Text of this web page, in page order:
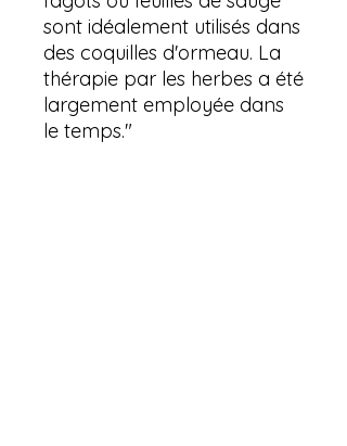
sont idéalement utilisés dans
des coquilles d'ormeau. La
thérapie par les herbes a été
largement employée dans
le temps."